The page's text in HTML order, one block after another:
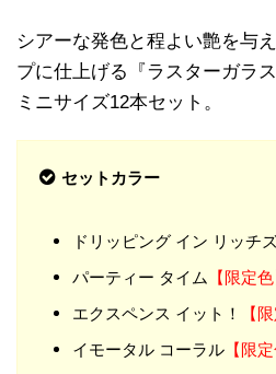
シアーな発色と程よい艶を与
プに仕上げる『ラスターガラ
ミニサイズ12本セット。
セットカラー
ドリッピング イン リッチ
パーティー タイム
【限定色
エクスペンス イット！
【
イモータル コーラル 【限定